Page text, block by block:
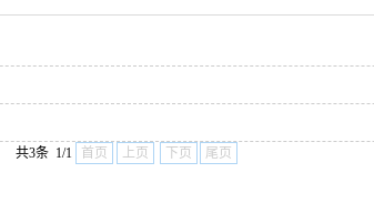
共3条 1/1 首页 上页 下页 尾页